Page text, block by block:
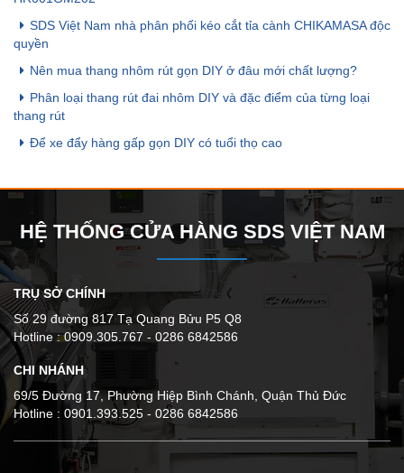
SDS Việt Nam nhà phân phối kéo cắt tỉa cành CHIKAMASA độc
quyền
Nên mua thang nhôm rút gọn DIY ở đâu mới chất lượng?
Phân loại thang rút đai nhôm DIY và đặc điểm của từng loại
thang rút
Để xe đẩy hàng gấp gọn DIY có tuổi thọ cao
HỆ THỐNG CỬA HÀNG SDS VIỆT NAM
TRỤ SỞ CHÍNH
Số 29 đường 817 Tạ Quang Bửu P5 Q8
Hotline : 0909.305.767 - 0286 6842586
CHI NHÁNH
69/5 Đường 17, Phường Hiệp Bình Chánh, Quận Thủ Đức
Hotline : 0901.393.525 - 0286 6842586